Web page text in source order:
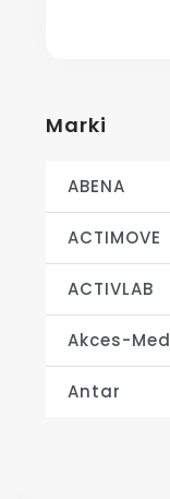
Marki
ABENA
ACTIMOVE
ACTIVLAB
Akces-Med
Antar